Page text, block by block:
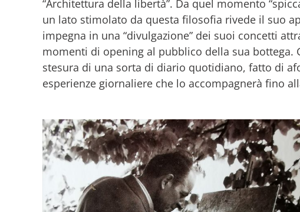
“Architettura della libertà”. Da quel momento
un lato stimolato da questa filosofia rivede il suo
impegna in una “divulgazione” dei suoi concetti
momenti di opening al pubblico della sua bottega.
stesura di una sorta di diario quotidiano, fatto di
esperienze giornaliere che lo accompagnerà fino